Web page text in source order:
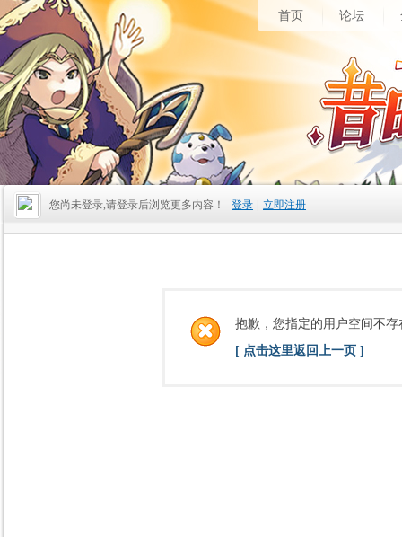
首页 论坛
您尚未登录,请登录后浏览更多内容！ 登录 立即注册
抱歉，您指定的用户空间不存
[ 点击这里返回上一页 ]